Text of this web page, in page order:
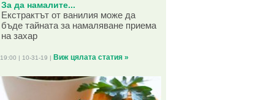
За да намалите...
Екстрактът от ванилия може да
бъде тайната за намаляване приема
на захар
19:00 | 10-31-19 | Виж цялата статия »